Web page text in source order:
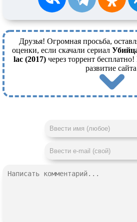
Друзья! Огромная просьба,
оценки, если скачали сериал
lac (2017) через торрент
развитие